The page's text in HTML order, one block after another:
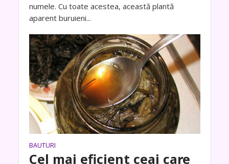
numele. Cu toate acestea, această plantă
aparent buruieni...
BAUTURI
Cel mai eficient ceai care